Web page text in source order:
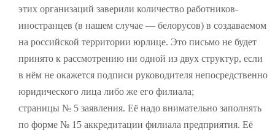
этих организаций заверили количество работников-
иностранцев (в нашем случае — белорусов) в создаваемом
на российской территории юрлице. Это письмо не будет
принято к рассмотрению ни одной из двух структур, если
в нём не окажется подписи руководителя непосредственно
юридического лица либо же его филиала;
страницы № 5 заявления. Её надо внимательно заполнять
по форме № 15 аккредитации филиала предприятия. Её